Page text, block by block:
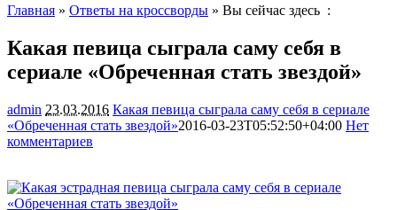
Главная » Ответы на кроссворды » Вы сейчас здесь :
Какая певица сыграла саму себя в
сериале «Обреченная стать звездой»
admin 23.03.2016 Какая певица сыграла саму себя в сериале
«Обреченная стать звездой»2016-03-23T05:52:50+04:00 Нет
комментариев